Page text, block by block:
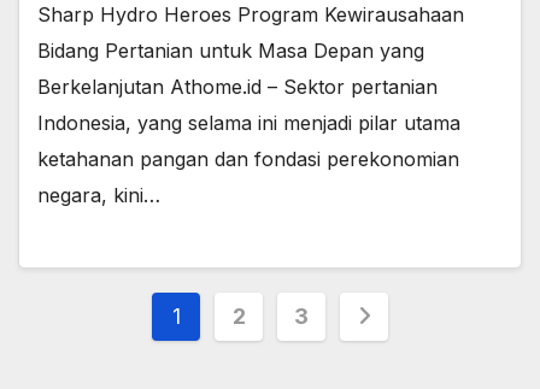
Sharp Hydro Heroes Program Kewirausahaan
Bidang Pertanian untuk Masa Depan yang
Berkelanjutan Athome.id – Sektor pertanian
Indonesia, yang selama ini menjadi pilar utama
ketahanan pangan dan fondasi perekonomian
negara, kini…
Paginasi
1 2 3